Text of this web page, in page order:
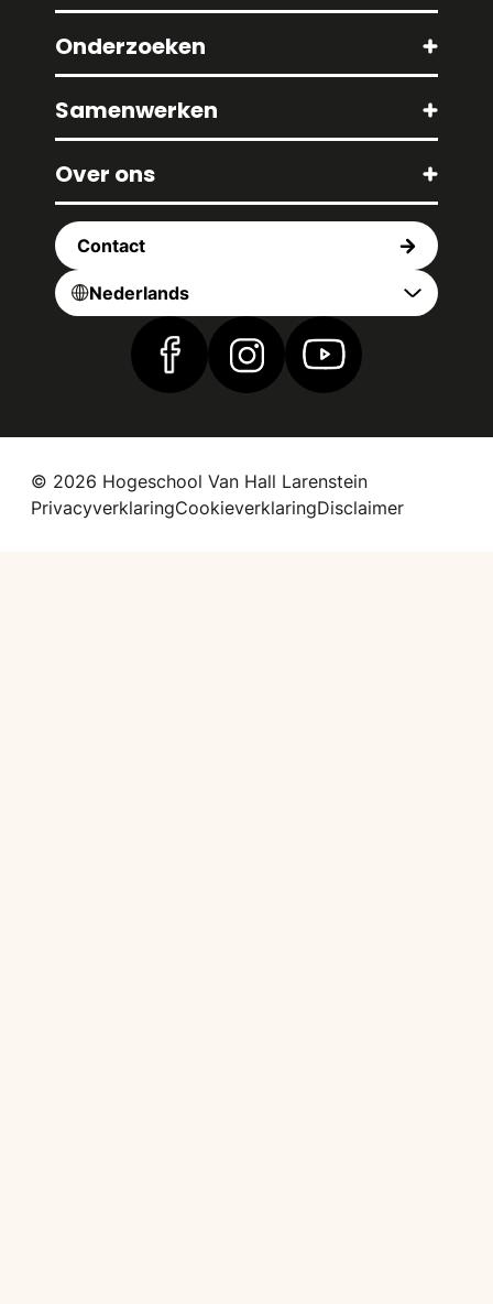
Onderzoeken
Samenwerken
Over ons
Contact
Nederlands
Vind ons op Facebook
Vind ons op Instagram
Vind ons op
© 2026 Hogeschool Van Hall Larenstein
PrivacyverklaringCookieverklaringDisclaimer